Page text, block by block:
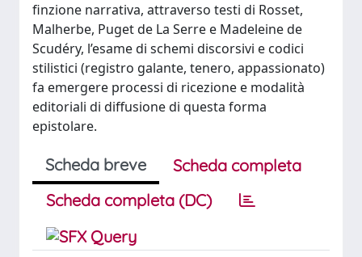
finzione narrativa, attraverso testi di Rosset,
Malherbe, Puget de La Serre e Madeleine de
Scudéry, l’esame di schemi discorsivi e codici
stilistici (registro galante, tenero, appassionato)
fa emergere processi di ricezione e modalità
editoriali di diffusione di questa forma
epistolare.
Scheda breve
Scheda completa
Scheda completa (DC)